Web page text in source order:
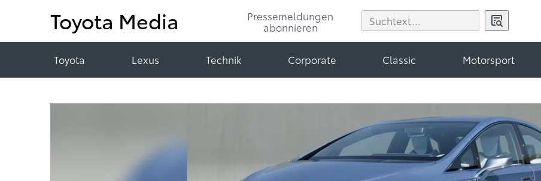
Toyota Media
Pressemeldungen
abonnieren
Toyota Lexus Technik Corporate Classic Motorsport